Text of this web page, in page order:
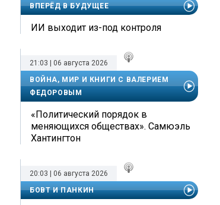
ВПЕРЁД В БУДУЩЕЕ
ИИ выходит из-под контроля
21:03 | 06 августа 2026
ВОЙНА, МИР И КНИГИ С ВАЛЕРИЕМ
ФЕДОРОВЫМ
«Политический порядок в
меняющихся обществах». Самюэль
Хантингтон
20:03 | 06 августа 2026
БОВТ И ПАНКИН